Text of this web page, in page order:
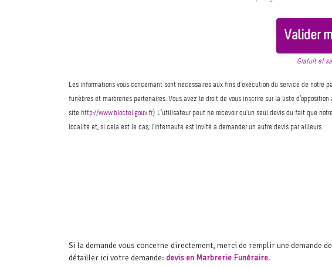
Si la demande vous concerne directement, merci de remplir une demande de
détailler ici votre demande: devis en Marbrerie Funéraire.